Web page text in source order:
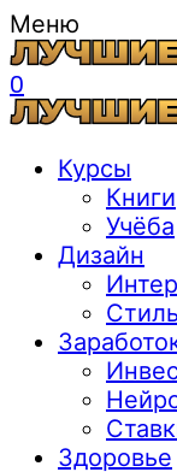
Меню
0
Курсы
Книги
Учёба
Дизайн
Стиль
Здоровье